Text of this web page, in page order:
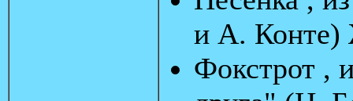
и А. Конте)
Фокстрот ,